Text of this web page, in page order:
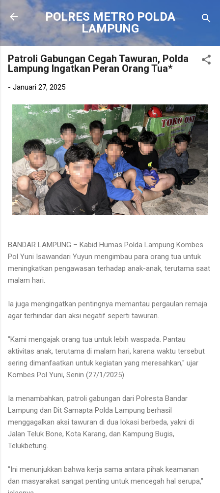
Langsung ke konten utama
POLRES METRO POLDA
LAMPUNG
Patroli Gabungan Cegah Tawuran, Polda
Lampung Ingatkan Peran Orang Tua*
- Januari 27, 2025
BANDAR LAMPUNG – Kabid Humas Polda Lampung Kombes
Pol Yuni Isawandari Yuyun mengimbau para orang tua untuk
meningkatkan pengawasan terhadap anak-anak, terutama saat
malam hari.
Ia juga mengingatkan pentingnya memantau pergaulan remaja
agar terhindar dari aksi negatif seperti tawuran.
"Kami mengajak orang tua untuk lebih waspada. Pantau
aktivitas anak, terutama di malam hari, karena waktu tersebut
sering dimanfaatkan untuk kegiatan yang meresahkan," ujar
Kombes Pol Yuni, Senin (27/1/2025).
Ia menambahkan, patroli gabungan dari Polresta Bandar
Lampung dan Dit Samapta Polda Lampung berhasil
menggagalkan aksi tawuran di dua lokasi berbeda, yakni di
Jalan Teluk Bone, Kota Karang, dan Kampung Bugis,
Telukbetung.
"Ini menunjukkan bahwa kerja sama antara pihak keamanan
dan masyarakat sangat penting untuk mencegah hal serupa,"